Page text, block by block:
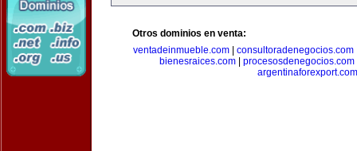
Otros dominios en venta:
ventadeinmueble.com| consultoradenegocios.com
bienesraices.com
procesosdenegocios.com
argentinaforexport.com